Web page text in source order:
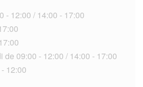
- 12:00 / 14:00 - 17:00
de 09:00 - 12:00 / 14:00 - 17:00
12:00